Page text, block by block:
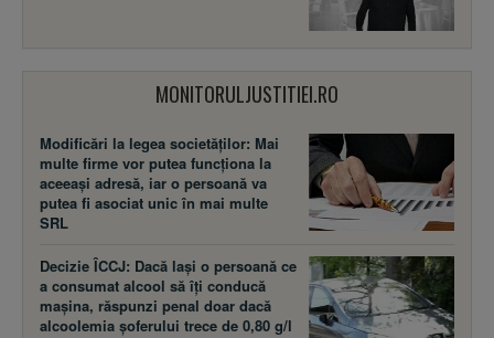
MONITORULJUSTITIEI.RO
Modificări la legea societăţilor: Mai
multe firme vor putea funcţiona la
aceeaşi adresă, iar o persoană va
putea fi asociat unic în mai multe
SRL
Decizie ÎCCJ: Dacă laşi o persoană ce
a consumat alcool să îţi conducă
maşina, răspunzi penal doar dacă
alcoolemia şoferului trece de 0,80 g/l